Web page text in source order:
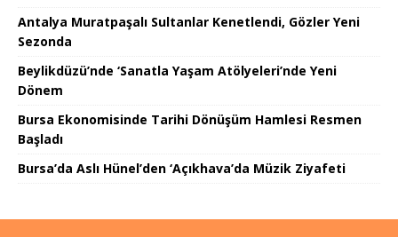
Antalya Muratpaşalı Sultanlar Kenetlendi, Gözler Yeni
Sezonda
Beylikdüzü’nde ‘Sanatla Yaşam Atölyeleri’nde Yeni
Dönem
Bursa Ekonomisinde Tarihi Dönüşüm Hamlesi Resmen
Başladı
Bursa’da Aslı Hünel’den ‘Açıkhava’da Müzik Ziyafeti